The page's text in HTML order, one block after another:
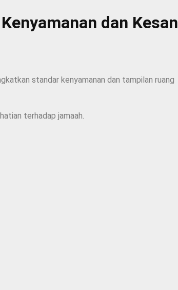
dan Kesan
standar kenyamanan dan tampilan ruang
terhadap jamaah.